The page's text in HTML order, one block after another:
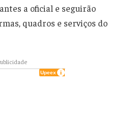
a oficial e seguirão
quadros e serviços do